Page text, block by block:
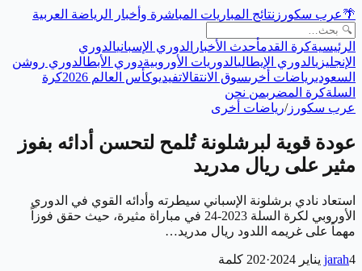
🌴عرب سكورز نتائج المباريات المباشرة وأخبار الرياضة العربية
الرئيسيةكرة القدمأحدث الأخبار الدوري الإسبانيالدوري
الإنجليزيالدوري الإيطاليالدوريات الأوروبيةدوري الأبطالدوري روشن
السعوديرياضات أخرىسوق الانتقالاتفيديوكأس العالم 2026
كرة
السلةكرة المضربمن نحن
عرب سكورز/رياضات أخرى
عودة قوية لبرشلونة تُلمح لتحسن أدائه بفوز
مثير على ريال مدريد
استعاد نادي برشلونة الإسباني سيطرته وأدائه القوي في الدوري
الأوروبي لكرة السلة 2023-24 في مباراة مثيرة، حيث حقق فوزاً
مهماً على غريمه اللدود ريال مدريد…
jarah4 يناير 2024 ·
202 كلمة